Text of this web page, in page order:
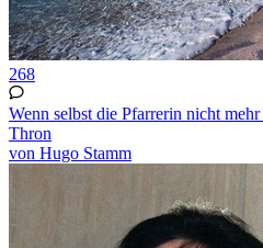
268
Wenn selbst die Pfarrerin nicht
Thron
von Hugo Stamm